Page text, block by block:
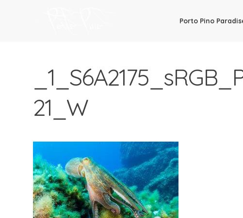
Porto Pino
21_W